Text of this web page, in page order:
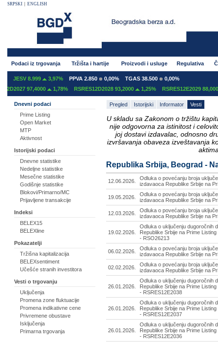
SRPSKI ENGLISH
Podaci iz trgovanja Tržišta i hartije Proizvodi i usluge Regulativa
JESV 8.999 3,97% PPVA 2.850 0,00% TGAS 38.500
0,00%
97,4000
1,78% RSRES12D2028 93,2000 1,25% RSRES12E2029 88,0000
Dnevni podaci
Prime Listing
Open Market
MTP
Aktivnost
Istorijski podaci
Dnevne statistike
Nedeljne statistike
Mesečne statistike
Godišnje statistike
Blokovi/Primarno/MC
Prijavljene transakcije
Indeksi
BELEX15
BELEXline
Pokazatelji
Tržišna kapitalizacija
BELEXsentiment
Učešće stranih investitora
Vesti o trgovanju
Uključenja
Promena zone fluktuacije
Promena indikativne cene
Privremene obustave
Isključenja
Primarna trgovanja
Pregled Istorijski Informator Vesti
U skladu sa Zakonom o tržištu
nije odgovorna za istinitost i
joj dostavi izdavalac, odnosno
izvršavanja obaveza izveštavanja
Republika Srbija, Beograd -
12.06.2026.
Odluka o povećanju broja
izdavaoca Republike Srbije na
19.05.2026.
Odluka o povećanju broja
izdavaoca Republike Srbije na
12.03.2026.
Odluka o povećanju broja
izdavaoca Republike Srbije na
19.02.2026.
Odluka o uključenju dugoročnih
Republike Srbije na Prime
- RSO26213
06.02.2026.
Odluka o povećanju broja
izdavaoca Republike Srbije na
02.02.2026.
Odluka o povećanju broja
izdavaoca Republike Srbije na
26.01.2026.
Odluka o uključenju dugoročnih
Republike Srbije na Prime
- RSRES12E2038
26.01.2026.
Odluka o uključenju dugoročnih
Republike Srbije na Prime
- RSRES12E2037
26.01.2026.
Odluka o uključenju dugoročnih
Republike Srbije na Prime
- RSRES12E2036